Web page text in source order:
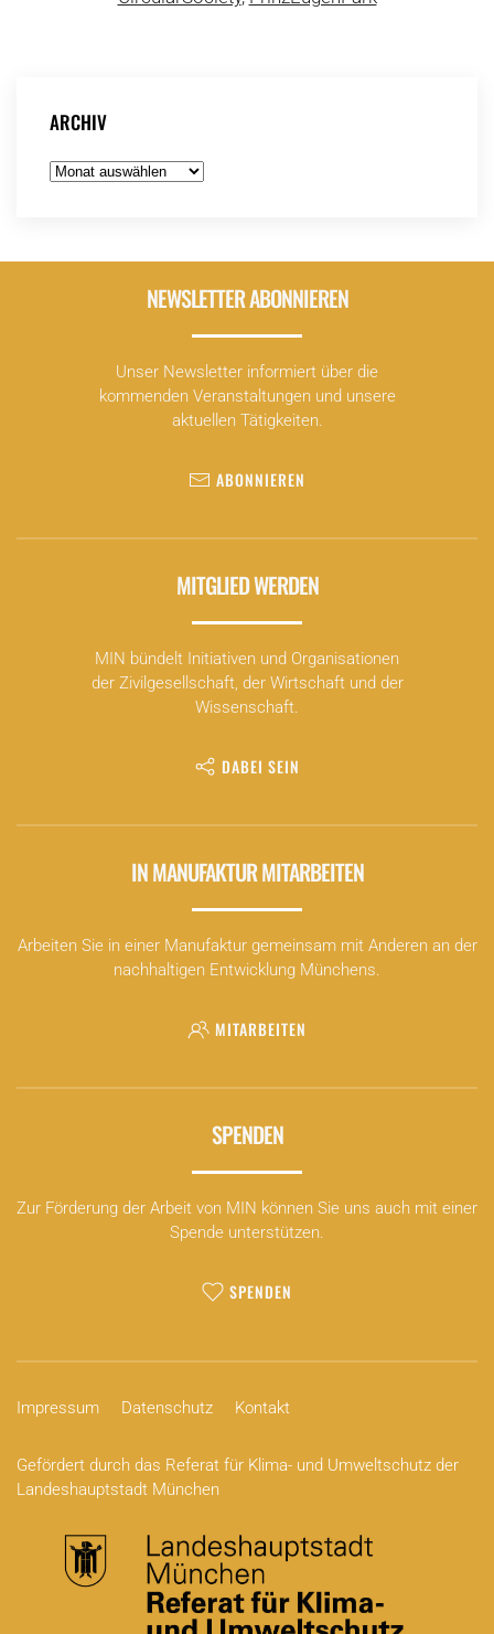
ARCHIV
Archiv
NEWSLETTER ABONNIEREN
Unser Newsletter informiert über die
kommenden Veranstaltungen und unsere
aktuellen Tätigkeiten.
ABONNIEREN
MITGLIED WERDEN
MIN bündelt Initiativen und Organisationen
der Zivilgesellschaft, der Wirtschaft und der
Wissenschaft.
DABEI SEIN
IN MANUFAKTUR MITARBEITEN
Arbeiten Sie in einer Manufaktur gemeinsam mit Anderen an der
nachhaltigen Entwicklung Münchens.
MITARBEITEN
SPENDEN
Zur Förderung der Arbeit von MIN können Sie uns auch mit einer
Spende unterstützen.
SPENDEN
Impressum Datenschutz Kontakt
Gefördert durch das Referat für Klima- und Umweltschutz der
Landeshauptstadt München